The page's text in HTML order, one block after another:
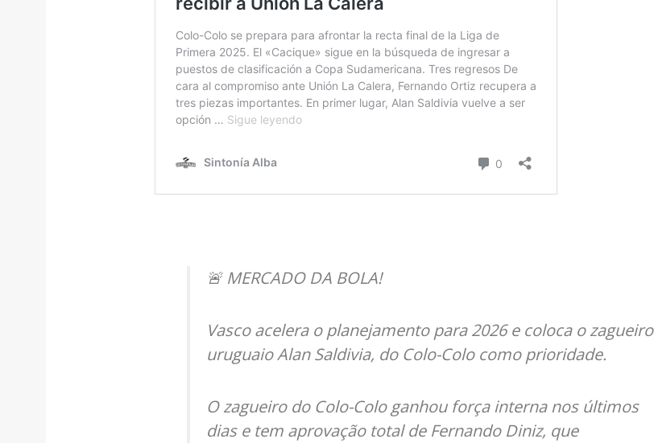
🚨 MERCADO DA BOLA!
Vasco acelera o planejamento para 2026 e coloca o zagueiro
uruguaio Alan Saldivia, do Colo-Colo como prioridade.
O zagueiro do Colo-Colo ganhou força interna nos últimos
dias e tem aprovação total de Fernando Diniz, que